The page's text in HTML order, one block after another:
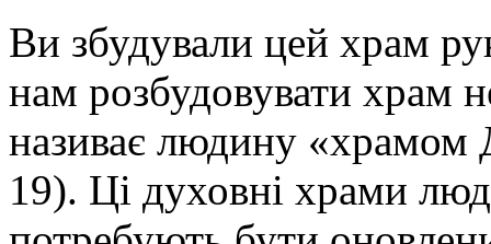
Ви збудували цей храм
нам розбудовувати храм
називає людину «храмом
19). Ці духовні храми